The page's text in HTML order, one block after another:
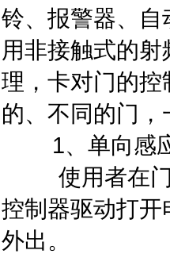
铃、报警器、
用非接触式的
理，卡对门的
的、不同的门
1、单向感应
使用者在门外
控制器驱动打
外出。